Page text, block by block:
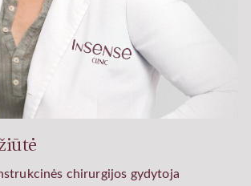
chirurgijos gydytoja